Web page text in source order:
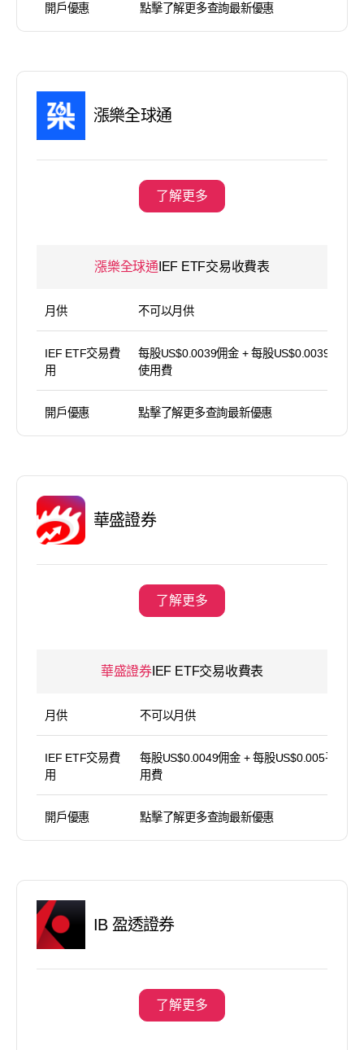
開戶優惠 點擊了解更多查詢最新優惠
漲樂全球通
了解更多
漲樂全球通 IEF ETF交易收費表
月供 不可以月供
IEF ETF交易費
用
每股US$0.0039佣金 + 每股US$0.0039平台
使用費
開戶優惠 點擊了解更多查詢最新優惠
華盛證券
了解更多
華盛證券IEF ETF交易收費表
月供 不可以月供
IEF ETF交易費
用
每股US$0.0049佣金 + 每股US$0.005平台使
用費
開戶優惠 點擊了解更多查詢最新優惠
IB 盈透證券
了解更多